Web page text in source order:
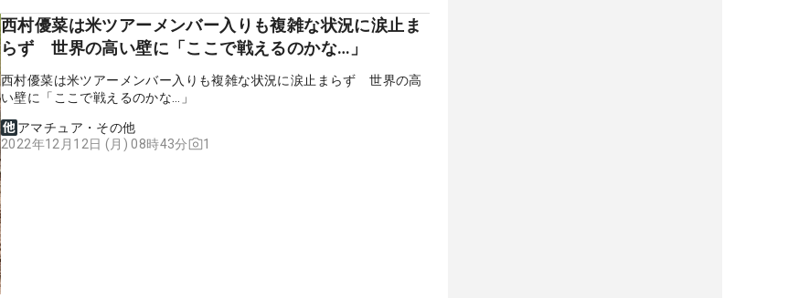
西村優菜は米ツアーメンバー入りも複雑な状況に涙止ま
らず 世界の高い壁に「ここで戦えるのかな…」
西村優菜は米ツアーメンバー入りも複雑な状況に涙止まらず 世界の高
い壁に「ここで戦えるのかな…」
アマチュア・その他
2022年12月12日 (月) 08時43分
1